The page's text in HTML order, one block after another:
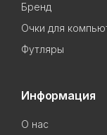
Бренд
Очки для
Футляры
Информация
О нас